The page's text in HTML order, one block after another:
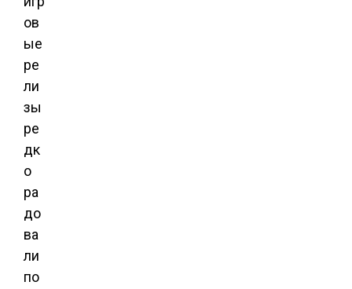
ов
ые
ре
ли
зы
ре
дк
о
ра
до
ва
ли
по